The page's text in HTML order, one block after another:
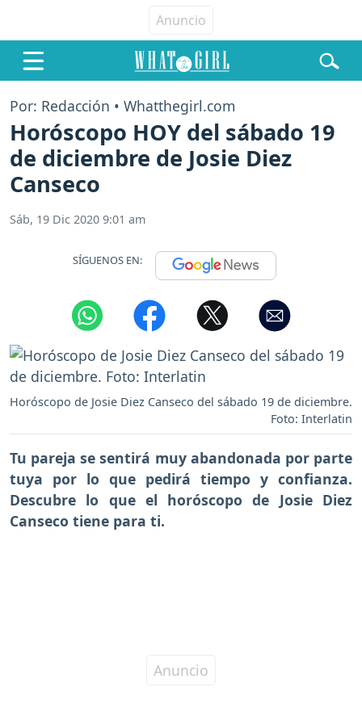
Por: Redacción • Whatthegirl.com
Horóscopo HOY del sábado 19
de diciembre de Josie Diez
Canseco
Sáb, 19 Dic 2020 9:01 am
SÍGUENOS EN:
Horóscopo de Josie Diez Canseco del sábado 19 de diciembre.
Foto: Interlatin
Tu pareja se sentirá muy abandonada por parte
tuya por lo que pedirá tiempo y confianza.
Descubre lo que el horóscopo de Josie Diez
Canseco tiene para ti.